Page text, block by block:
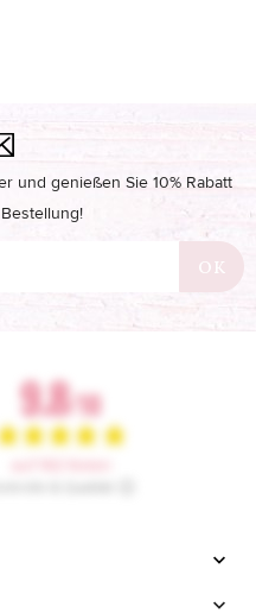
und genießen Sie 10% Rabatt

